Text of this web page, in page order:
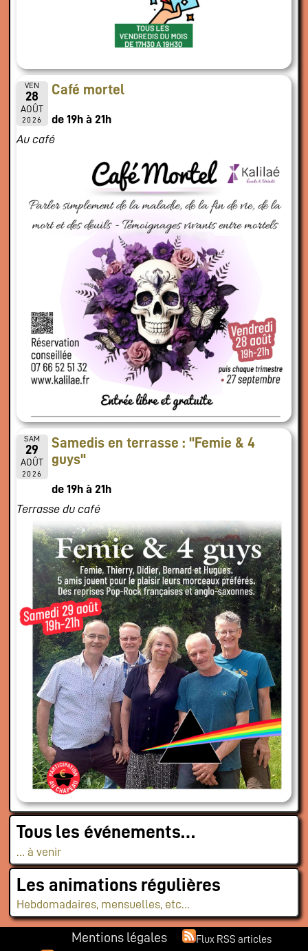
VEN
28
AOÛT
2026
Café mortel
de 19h à 21h
Au café
SAM
29
AOÛT
2026
Samedis en terrasse : "Femie & 4
guys"
de 19h à 21h
Terrasse du café
Tous les événements…
… à venir
Les animations régulières
Hebdomadaires, mensuelles, etc…
Mentions légales Flux RSS articles